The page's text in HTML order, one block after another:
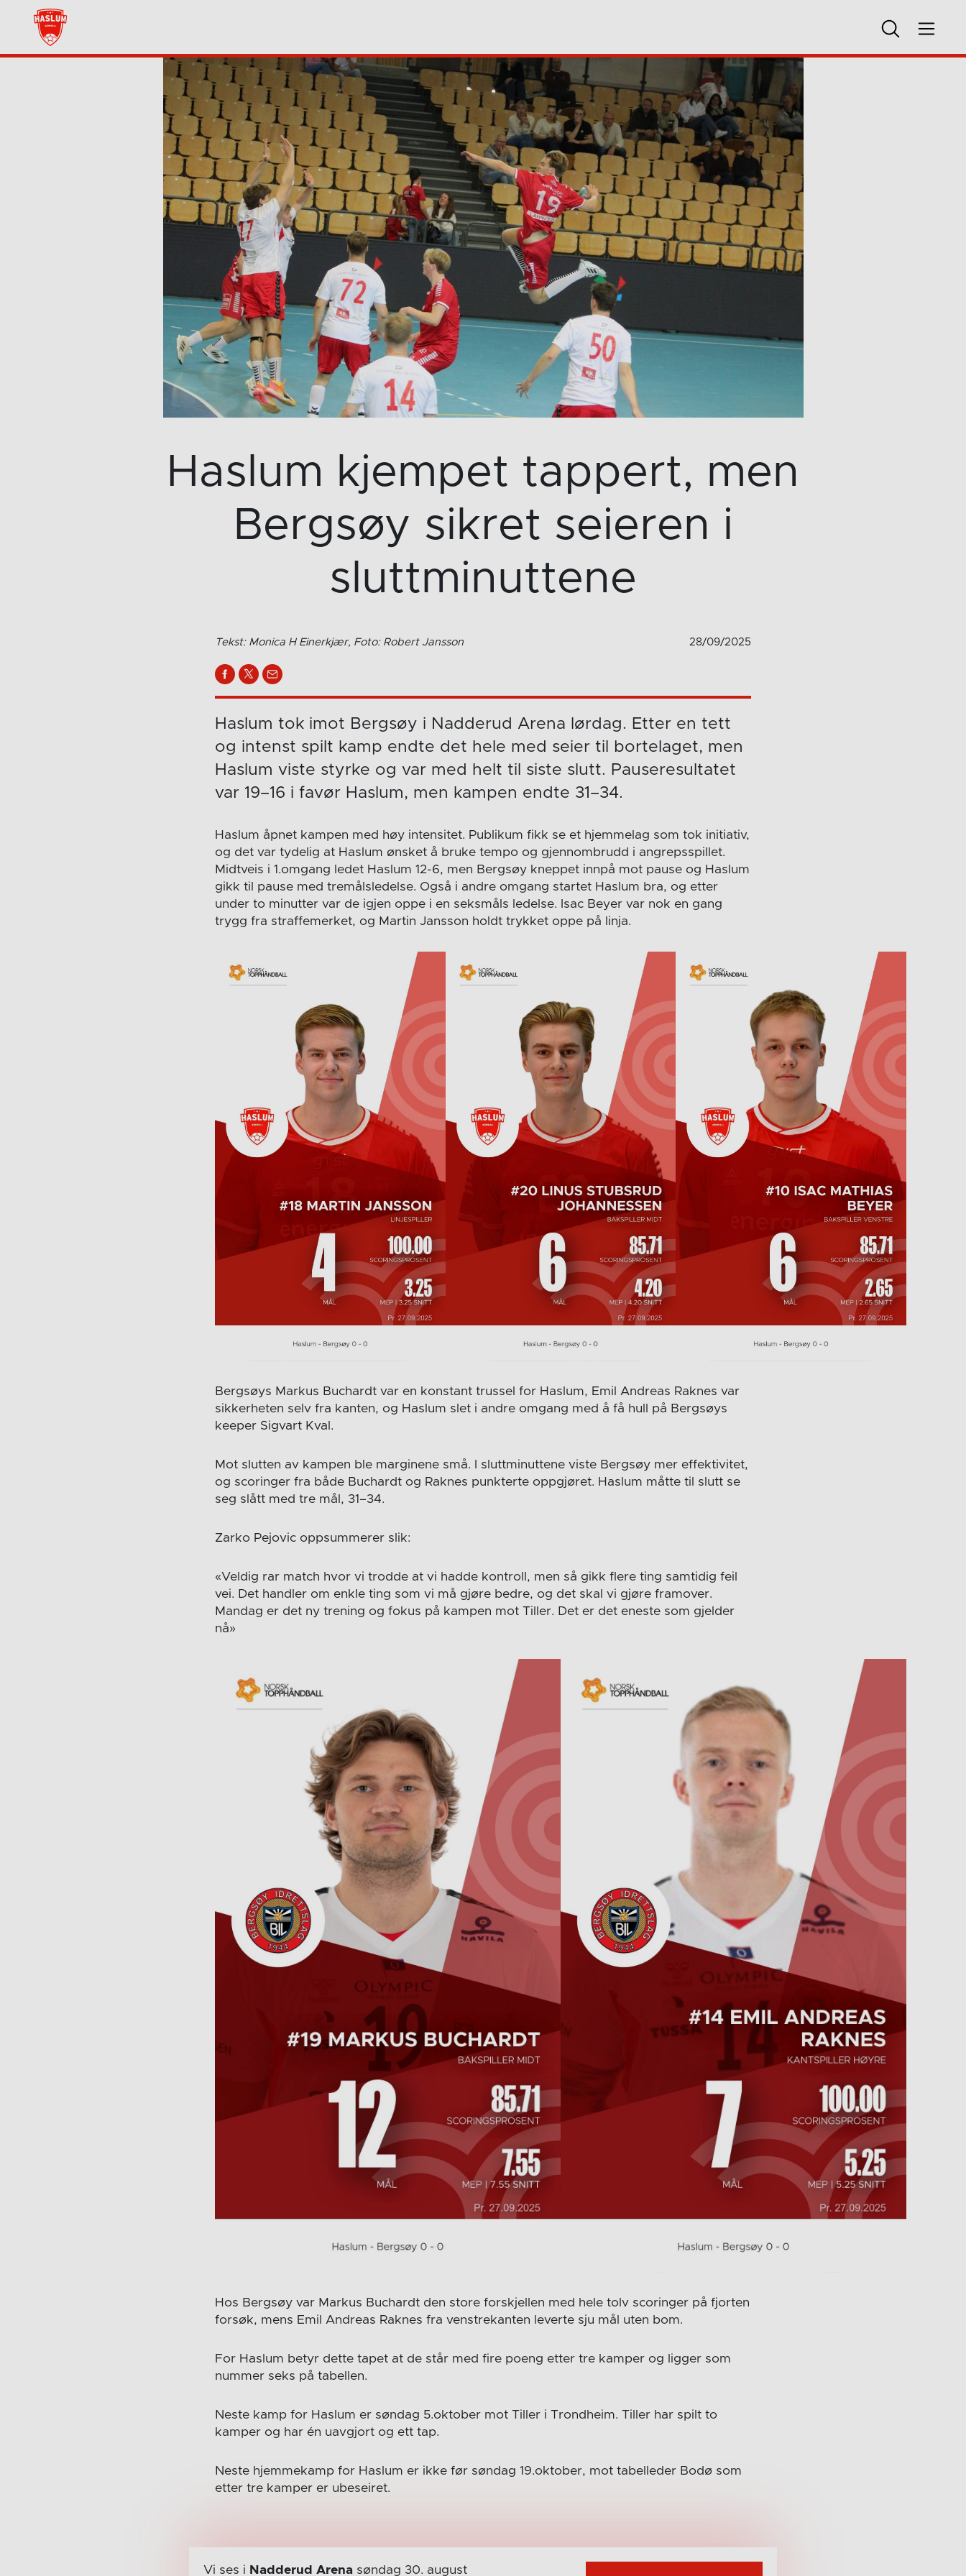
Haslum kjempet tappert, men
Bergsøy sikret seieren i
sluttminuttene
Tekst: Monica H Einerkjær, Foto: Robert Jansson 28/09/2025
Haslum tok imot Bergsøy i Nadderud Arena lørdag. Etter en tett
og intenst spilt kamp endte det hele med seier til bortelaget, men
Haslum viste styrke og var med helt til siste slutt. Pauseresultatet
var 19–16 i favør Haslum, men kampen endte 31–34.
Haslum åpnet kampen med høy intensitet. Publikum fikk se et hjemmelag som tok initiativ,
og det var tydelig at Haslum ønsket å bruke tempo og gjennombrudd i angrepsspillet.
Midtveis i 1.omgang ledet Haslum 12-6, men Bergsøy kneppet innpå mot pause og Haslum
gikk til pause med tremålsledelse. Også i andre omgang startet Haslum bra, og etter
under to minutter var de igjen oppe i en seksmåls ledelse. Isac Beyer var nok en gang
trygg fra straffemerket, og Martin Jansson holdt trykket oppe på linja.
Bergsøys Markus Buchardt var en konstant trussel for Haslum, Emil Andreas Raknes var
sikkerheten selv fra kanten, og Haslum slet i andre omgang med å få hull på Bergsøys
keeper Sigvart Kval.
Mot slutten av kampen ble marginene små. I sluttminuttene viste Bergsøy mer effektivitet,
og scoringer fra både Buchardt og Raknes punkterte oppgjøret. Haslum måtte til slutt se
seg slått med tre mål, 31–34.
Zarko Pejovic oppsummerer slik:
«Veldig rar match hvor vi trodde at vi hadde kontroll, men så gikk flere ting samtidig feil
vei. Det handler om enkle ting som vi må gjøre bedre, og det skal vi gjøre framover.
Mandag er det ny trening og fokus på kampen mot Tiller. Det er det eneste som gjelder
nå»
Hos Bergsøy var Markus Buchardt den store forskjellen med hele tolv scoringer på fjorten
forsøk, mens Emil Andreas Raknes fra venstrekanten leverte sju mål uten bom.
For Haslum betyr dette tapet at de står med fire poeng etter tre kamper og ligger som
nummer seks på tabellen.
Neste kamp for Haslum er søndag 5.oktober mot Tiller i Trondheim. Tiller har spilt to
kamper og har én uavgjort og ett tap.
Neste hjemmekamp for Haslum er ikke før søndag 19.oktober, mot tabelleder Bodø som
etter tre kamper er ubeseiret.
Vi ses i Nadderud Arenasøndag 30. august